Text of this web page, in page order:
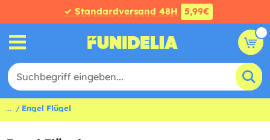
✓ Standardversand 48H 5,99€
... Engel Flügel